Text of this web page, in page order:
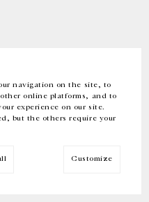
navigation on the site, to
online platforms, and to
experience on our site.
but the others require your
Customize